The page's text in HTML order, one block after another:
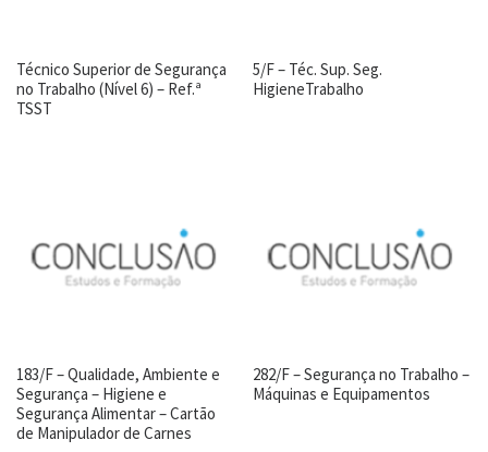
Técnico Superior de Segurança
no Trabalho (Nível 6) – Ref.ª
TSST
5/F – Téc. Sup. Seg.
HigieneTrabalho
183/F – Qualidade, Ambiente e
Segurança – Higiene e
Segurança Alimentar – Cartão
de Manipulador de Carnes
282/F – Segurança no Trabalho –
Máquinas e Equipamentos